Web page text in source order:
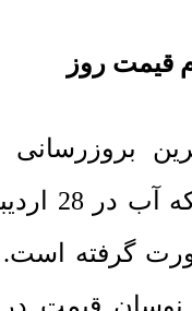
قیمت روز
گرفته است.